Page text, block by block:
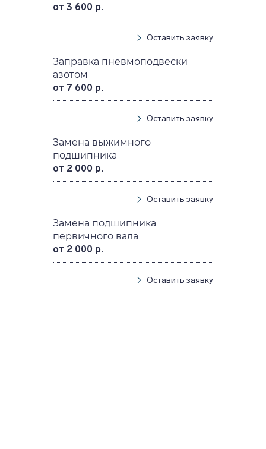
от 3 600 р.
Оставить заявку
Заправка пневмоподвески
азотом
от 7 600 р.
Оставить заявку
Замена выжимного
подшипника
от 2 000 р.
Оставить заявку
Замена подшипника
первичного вала
от 2 000 р.
Оставить заявку